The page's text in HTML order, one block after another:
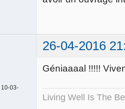
26-04-2016
10-03-
Géniaaaal !!!!!
Living Well Is The